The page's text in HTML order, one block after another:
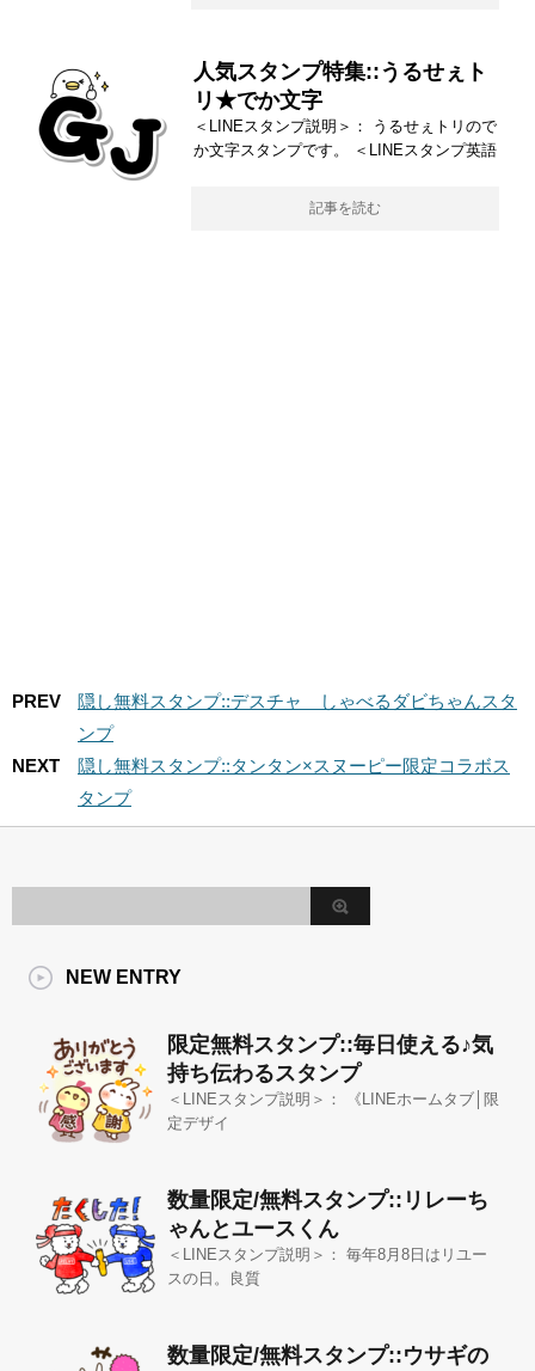
人気スタンプ特集::うるせぇト
リ★でか文字
＜LINEスタンプ説明＞： うるせぇトリので
か文字スタンプです。 ＜LINEスタンプ英語
記事を読む
PREV
隠し無料スタンプ::デスチャ しゃべるダビちゃんスタ
ンプ
NEXT
隠し無料スタンプ::タンタン×スヌーピー限定コラボス
タンプ
NEW ENTRY
限定無料スタンプ::毎日使える♪気
持ち伝わるスタンプ
＜LINEスタンプ説明＞： 《LINEホームタブ│限
定デザイ
数量限定/無料スタンプ::リレーち
ゃんとユースくん
＜LINEスタンプ説明＞： 毎年8月8日はリユー
スの日。良質
数量限定/無料スタンプ::ウサギの